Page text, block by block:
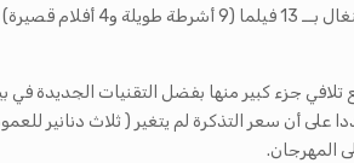
والتي انطلقت في الدورة المنقضية وتحضر العراق في هذا
على أن سعر التذكرة لم يتغير ( ثلاث دنانير
المهرجان.